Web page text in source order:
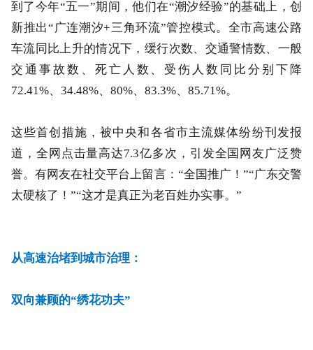
到了今年“五一”期间，他们在“潮汐经验”的基础上，创
新推出“广连潮汐+三角环流”管控模式。全市高速公路
车流同比上升的情况下，缓行次数、交通警情数、一般
交通事故数、死亡人数、受伤人数同比分别下降
72.41%、34.48%、80%、83.3%、85.71%。
这些首创措施，被中央和各省市主流媒体纷纷刊发报
道，全网点击量高达7.3亿多次，引发全国网友广泛赞
誉。有网友在社交平台上留言：“全国推广！”“广东交警
太硬核了！”“这才是真正为老百姓办实事。”
从高速治堵到城市治理：
双向兼顾的“绣花功夫”